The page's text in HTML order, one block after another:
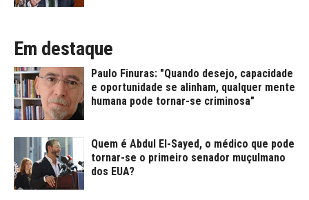
Em destaque
Paulo Finuras: "Quando desejo, capacidade
e oportunidade se alinham, qualquer mente
humana pode tornar-se criminosa"
Quem é Abdul El-Sayed, o médico que pode
tornar-se o primeiro senador muçulmano
dos EUA?